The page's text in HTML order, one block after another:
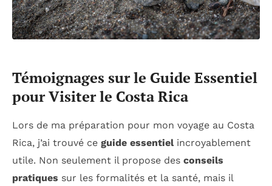
Témoignages sur le Guide Essentiel
pour Visiter le Costa Rica
Lors de ma préparation pour mon voyage au Costa
Rica, j’ai trouvé ce guide essentielincroyablement
utile. Non seulement il propose des conseils
pratiques sur les formalités et la santé, mais il